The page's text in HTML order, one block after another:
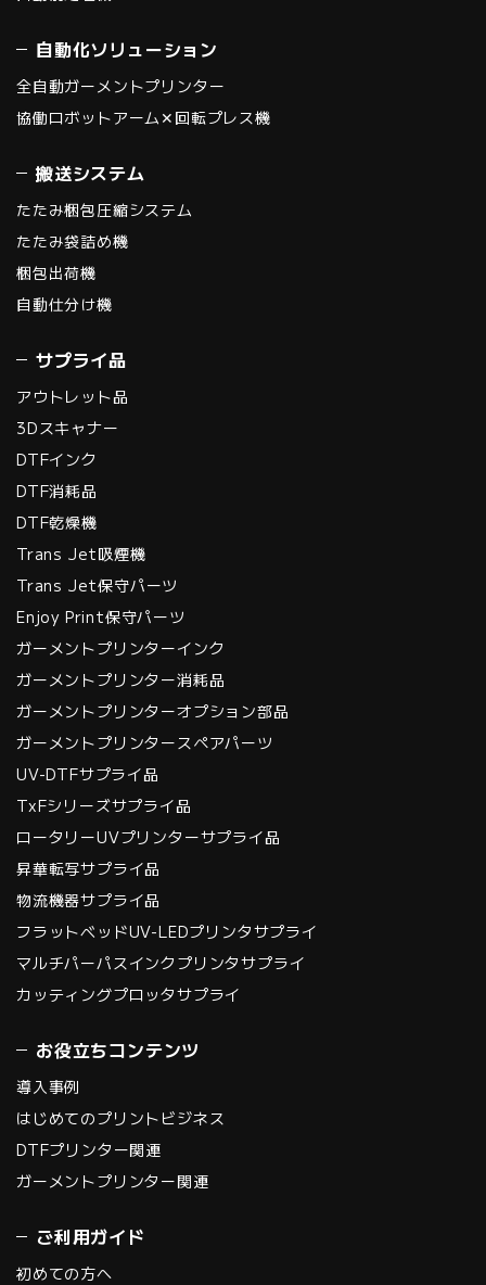
自動化ソリューション
全自動ガーメントプリンター
協働ロボットアーム✕回転プレス機
搬送システム
たたみ梱包圧縮システム
たたみ袋詰め機
梱包出荷機
自動仕分け機
サプライ品
アウトレット品
3Dスキャナー
DTFインク
DTF消耗品
DTF乾燥機
Trans Jet吸煙機
Trans Jet保守パーツ
Enjoy Print保守パーツ
ガーメントプリンターインク
ガーメントプリンター消耗品
ガーメントプリンターオプション部品
ガーメントプリンタースペアパーツ
UV-DTFサプライ品
TxFシリーズサプライ品
ロータリーUVプリンターサプライ品
昇華転写サプライ品
物流機器サプライ品
フラットベッドUV-LEDプリンタサプライ
マルチパーパスインクプリンタサプライ
カッティングプロッタサプライ
お役立ちコンテンツ
導入事例
はじめてのプリントビジネス
DTFプリンター関連
ガーメントプリンター関連
ご利用ガイド
初めての方へ